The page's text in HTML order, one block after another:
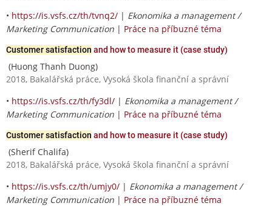
• https://is.vsfs.cz/th/tvnq2/ | Ekonomika a management /
Marketing Communication | Práce na příbuzné téma
Customer satisfaction and how to measure it (case study)
(Huong Thanh Duong)
2018, Bakalářská práce, Vysoká škola finanční a správní
• https://is.vsfs.cz/th/fy3dl/ | Ekonomika a management /
Marketing Communication | Práce na příbuzné téma
Customer satisfaction and how to measure it (case study)
(Sherif Chalifa)
2018, Bakalářská práce, Vysoká škola finanční a správní
• https://is.vsfs.cz/th/umjy0/ | Ekonomika a management /
Marketing Communication | Práce na příbuzné téma